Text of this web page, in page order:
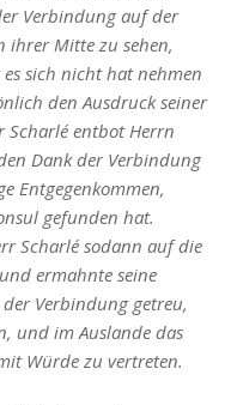
Verbindung auf der
ihrer Mitte zu sehen,
sich nicht hat nehmen
den Ausdruck seiner
Scharlé entbot Herrn
Dank der Verbindung
Entgegenkommen,
gefunden hat.
Scharlé sodann auf die
ermahnte seine
Verbindung getreu,
und im Auslande das
Würde zu vertreten.